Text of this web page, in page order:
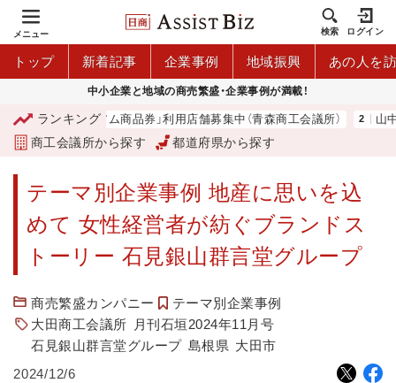
メニュー 検索 ログイン
トップ 新着記事 企業事例 地域振興 あの人を
中小企業と地域の商売繁盛・企業事例が満載！
ランキング
森市プレミアム商品券」利用店舗募集中（青森商工会議所） 山中伸弥
商工会議所から探す 都道府県から探す
テーマ別企業事例 地産に思いを込
めて 女性経営者が紡ぐブランドス
トーリー 石見銀山群言堂グループ
商売繁盛カンパニー
テーマ別企業事例
大田商工会議所
月刊石垣2024年11月号
石見銀山群言堂グループ 島根県 大田市
2024/12/6